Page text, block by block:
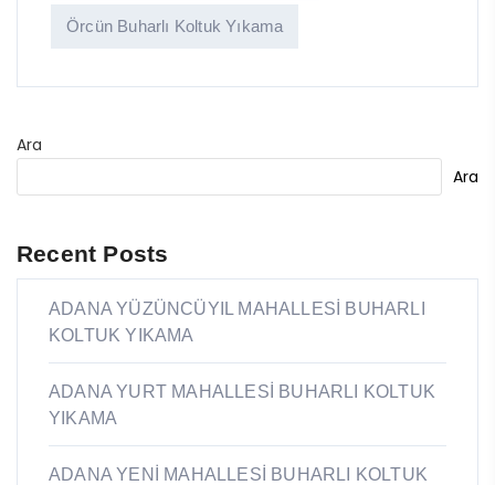
Örcün Buharlı Koltuk Yıkama
Ara
Ara
Recent Posts
ADANA YÜZÜNCÜYIL MAHALLESİ BUHARLI
KOLTUK YIKAMA
ADANA YURT MAHALLESİ BUHARLI KOLTUK
YIKAMA
ADANA YENİ MAHALLESİ BUHARLI KOLTUK